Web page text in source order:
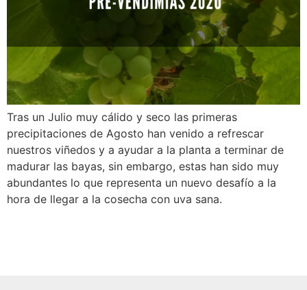
Tras un Julio muy cálido y seco las primeras
precipitaciones de Agosto han venido a refrescar
nuestros viñedos y a ayudar a la planta a terminar de
madurar las bayas, sin embargo, estas han sido muy
abundantes lo que representa un nuevo desafío a la
hora de llegar a la cosecha con uva sana.